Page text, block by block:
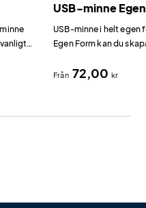
USB-minne
USB-minne i helt egen
Egen Form kan du
Från 72,00 kr